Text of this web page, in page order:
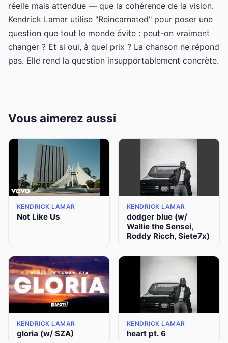
réelle mais attendue — que la cohérence de la vision.
Kendrick Lamar utilise "Reincarnated" pour poser une
question que tout le monde évite : peut-on vraiment
changer ? Et si oui, à quel prix ? La chanson ne répond
pas. Elle rend la question insupportablement concrète.
Vous aimerez aussi
KENDRICK LAMAR
Not Like Us
KENDRICK LAMAR
dodger blue (w/
Wallie the Sensei,
Roddy Ricch, Siete7x)
KENDRICK LAMAR
gloria (w/ SZA)
KENDRICK LAMAR
heart pt. 6